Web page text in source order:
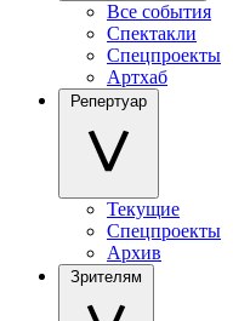
Все события
Спектакли
Спецпроекты
Артхаб
Репертуар
Текущие
Спецпроекты
Архив
Зрителям